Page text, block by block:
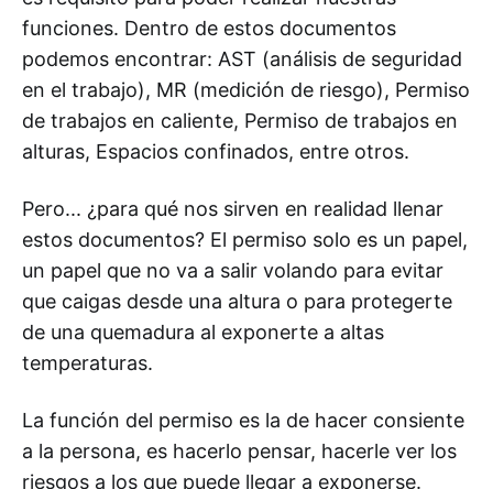
funciones. Dentro de estos documentos
podemos encontrar: AST (análisis de seguridad
en el trabajo), MR (medición de riesgo), Permiso
de trabajos en caliente, Permiso de trabajos en
alturas, Espacios confinados, entre otros.
Pero... ¿para qué nos sirven en realidad llenar
estos documentos? El permiso solo es un papel,
un papel que no va a salir volando para evitar
que caigas desde una altura o para protegerte
de una quemadura al exponerte a altas
temperaturas.
La función del permiso es la de hacer consiente
a la persona, es hacerlo pensar, hacerle ver los
riesgos a los que puede llegar a exponerse.